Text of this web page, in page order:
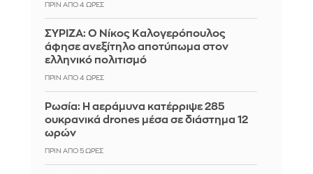
ΠΡΙΝ ΑΠΌ 4 ΏΡΕΣ
ΣΥΡΙΖΑ: Ο Νίκος Καλογερόπουλος
άφησε ανεξίτηλο αποτύπωμα στον
ελληνικό πολιτισμό
ΠΡΙΝ ΑΠΌ 4 ΏΡΕΣ
Ρωσία: Η αεράμυνα κατέρριψε 285
ουκρανικά drones μέσα σε διάστημα 12
ωρών
ΠΡΙΝ ΑΠΌ 5 ΏΡΕΣ